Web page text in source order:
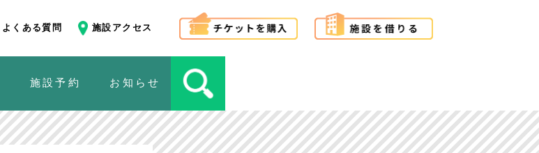
よくある質問 施設アクセス
施設予約 お知らせ